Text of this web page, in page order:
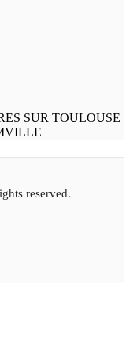
SUR TOULOUSE
reserved.